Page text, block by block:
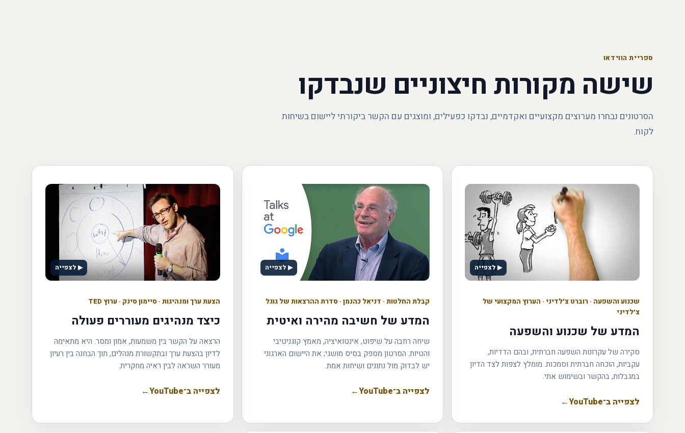
ספריית הווידאו
שישה מקורות חיצוניים שנבדקו
הסרטונים נבחרו מערוצים מקצועיים ואקדמיים, נבדקו כפעילים, ומוצגים עם הקשר ביקורתי ליישום בשיחות
לקוח.
▶ לצפייה
שכנוע והשפעה · רוברט צ׳לדיני · הערוץ המקצועי של
צ׳לדיני
המדע של שכנוע והשפעה
סקירה של עקרונות השפעה חברתית, ובהם הדדיות,
עקביות, הוכחה חברתית וסמכות. מומלץ לצפות לצד הדיון
במגבלות, בהקשר ובשימוש אתי.
לצפייה ב־YouTube ←
▶ לצפייה
קבלת החלטות· דניאל כהנמן · סדרת ההרצאות של גוגל
המדע של חשיבה מהירה ואיטית
שיחה רחבה על שיפוט, אינטואיציה, מאמץ קוגניטיבי
והטיות. הסרטון מספק בסיס מושגי; את היישום הארגוני
יש לבדוק מול נתונים ושיחות אמת.
לצפייה ב־YouTube ←
▶ לצפייה
הצעת ערך ומנהיגות ·סיימון סינק · ערוץ TED
כיצד מנהיגים מעוררים פעולה
הרצאה על הקשר בין משמעות, אמון ומסר. היא מתאימה
לדיון בהצעת ערך ובתקשורת מנהלים, תוך הבחנה בין רעיון
מעורר השראה לבין ראיה מחקרית.
לצפייה ב־YouTube ←